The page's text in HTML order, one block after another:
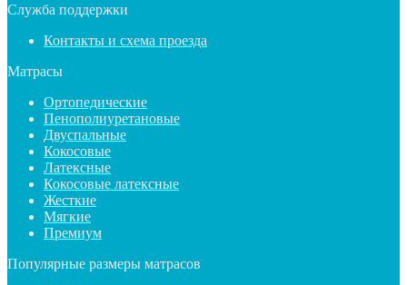
Служба поддержки
Контакты и схема проезда
Матрасы
Ортопедические
Пенополиуретановые
Двуспальные
Кокосовые
Латексные
Кокосовые латексные
Жесткие
Мягкие
Премиум
Популярные размеры матрасов